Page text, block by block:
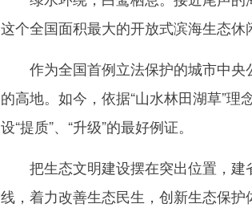
这个全国面积最大的开放式滨海生态休
作为全国首例立法保护的城市中央
的高地。如今，依据“山水林田湖草”
设“提质”、“升级”的最好例证。
把生态文明建设摆在突出位置，建
线，着力改善生态民生，创新生态保护